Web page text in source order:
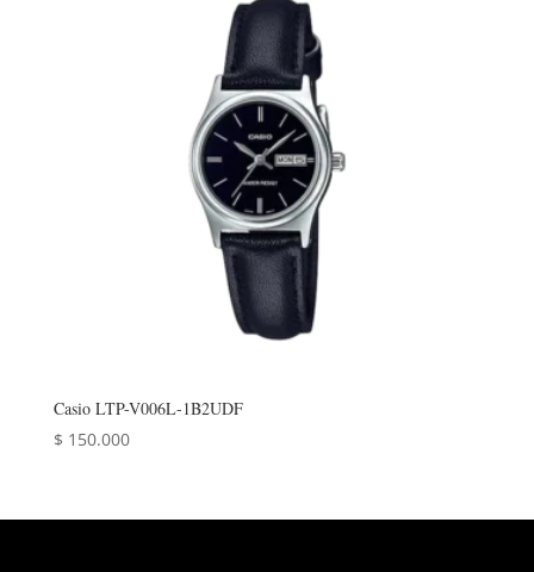
Casio LTP-V006L-1B2UDF
$ 150.000